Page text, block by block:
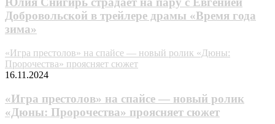
Добровольской в трейлере драмы «Время года
зима»
«Игра престолов» на спайсе — новый ролик «Дюны:
Пророчества» проясняет сюжет
16.11.2024
«Игра престолов» на спайсе — новый ролик
«Дюны: Пророчества» проясняет сюжет